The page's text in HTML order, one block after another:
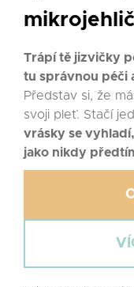
Trápí tě jizvičky
tu správnou péči
Představ si, že
svoji pleť. Stačí
vrásky se
jako nikdy